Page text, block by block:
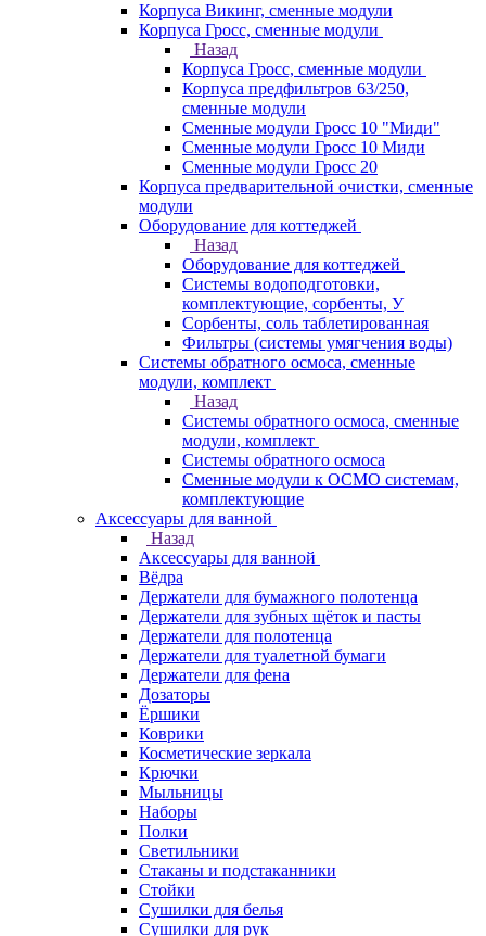
Корпуса Викинг, сменные модули
Корпуса Гросс, сменные модули
Назад
Корпуса Гросс, сменные модули
Корпуса предфильтров 63/250,
сменные модули
Сменные модули Гросс 10 "Миди"
Сменные модули Гросс 10 Миди
Сменные модули Гросс 20
Корпуса предварительной очистки, сменные
модули
Оборудование для коттеджей
Назад
Оборудование для коттеджей
Системы водоподготовки,
комплектующие, сорбенты, У
Сорбенты, соль таблетированная
Фильтры (системы умягчения воды)
Системы обратного осмоса, сменные
модули, комплект
Назад
Системы обратного осмоса, сменные
модули, комплект
Системы обратного осмоса
Сменные модули к ОСМО системам,
комплектующие
Аксессуары для ванной
Назад
Аксессуары для ванной
Вёдра
Держатели для бумажного полотенца
Держатели для зубных щёток и пасты
Держатели для полотенца
Держатели для туалетной бумаги
Держатели для фена
Дозаторы
Ёршики
Коврики
Косметические зеркала
Крючки
Мыльницы
Наборы
Полки
Светильники
Стаканы и подстаканники
Стойки
Сушилки для белья
Сушилки для рук